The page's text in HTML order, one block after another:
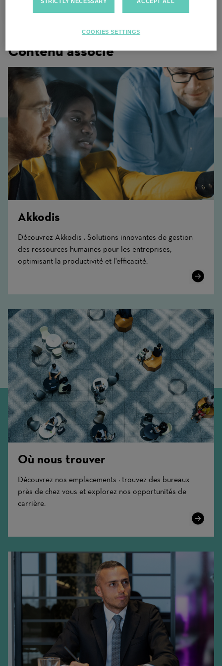
Contenu associé
Akkodis
Découvrez Akkodis : Solutions innovantes de gestion
des ressources humaines pour les entreprises,
optimisant la productivité et l'efficacité.
Learn
Où nous trouver
Découvrez nos emplacements : trouvez des bureaux
près de chez vous et explorez nos opportunités de
carrière.
Learn
STRICTLY NECESSARY ACCEPT ALL
COOKIES SETTINGS